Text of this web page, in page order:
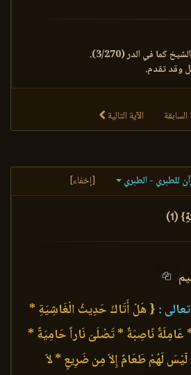
كما في الدر (3/270).
السابقة الآية التالية
للطبري - الطبري [إخفاء]
(1)
: { هَلْ أَتَاكَ حَدِيثُ الْغَاشِيَةِ *
نّاصِبَةٌ * تَصْلَىَ نَاراً حَامِيَةً *
لَهُمْ طَعَامٌ إِلاّ مِن ضَرِيعٍ * لاّ